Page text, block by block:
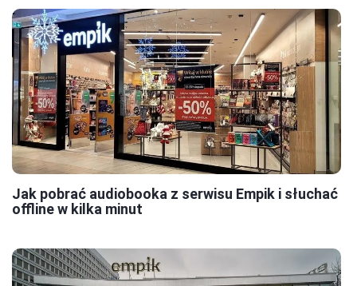
Jak pobrać audiobooka z serwisu Empik i słuchać
offline w kilka minut